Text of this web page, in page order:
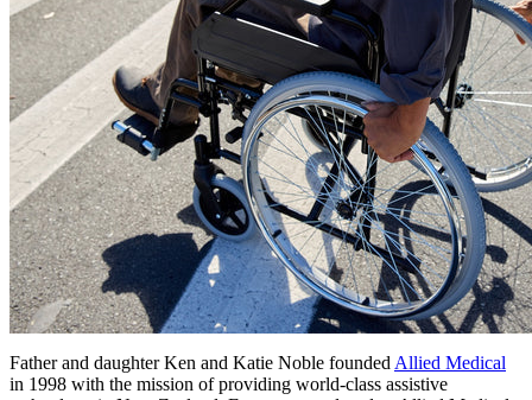
Father and daughter Ken and Katie Noble founded Allied Medical
in 1998 with the mission of providing world-class assistive